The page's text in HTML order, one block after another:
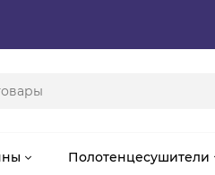
Полотенцесушители